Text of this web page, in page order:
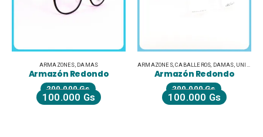
DAMAS
Redondo
200.000 Gs
100.000Gs
,CABALLEROS ,DAMAS ,UNISEX JUVENILES
Armazón Redondo
200.000 Gs
100.000Gs